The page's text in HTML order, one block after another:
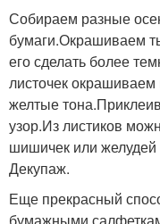
Собираем разные
бумаги.Окрашиваем
его сделать более
листочек
желтые
узор.Из листиков
шишичек или желудей
Декупаж.
Еще прекрасный